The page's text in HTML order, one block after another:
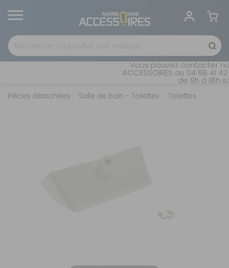
Vous pouvez contacter
ACCESSOIRES au 04 68 41
de 9h à 18h
Pièces détachées Salle de bain - Toilettes Toilettes